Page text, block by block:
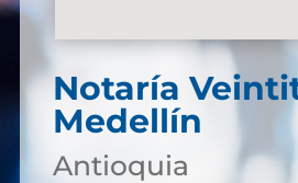
Notaría
Medellín
Antioquia